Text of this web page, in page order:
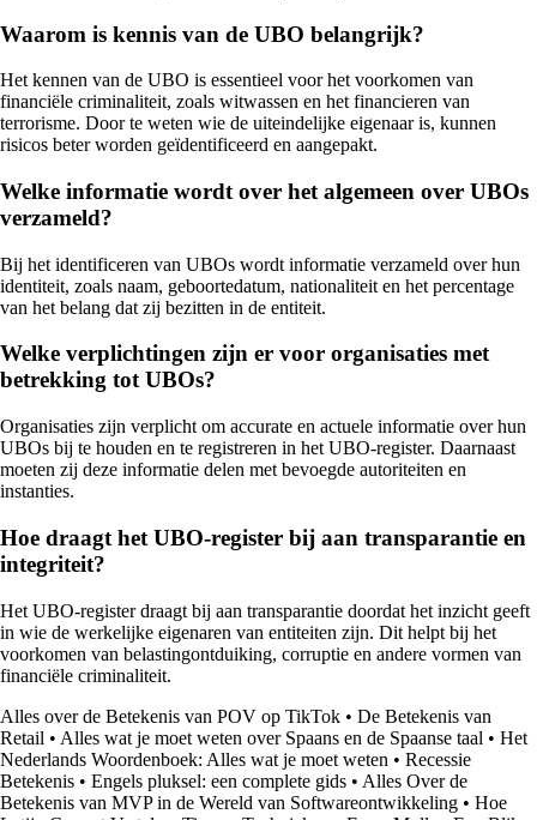
Waarom is kennis van de UBO belangrijk?
Het kennen van de UBO is essentieel voor het voorkomen van
financiële criminaliteit, zoals witwassen en het financieren van
terrorisme. Door te weten wie de uiteindelijke eigenaar is, kunnen
risicos beter worden geïdentificeerd en aangepakt.
Welke informatie wordt over het algemeen over UBOs
verzameld?
Bij het identificeren van UBOs wordt informatie verzameld over hun
identiteit, zoals naam, geboortedatum, nationaliteit en het percentage
van het belang dat zij bezitten in de entiteit.
Welke verplichtingen zijn er voor organisaties met
betrekking tot UBOs?
Organisaties zijn verplicht om accurate en actuele informatie over hun
UBOs bij te houden en te registreren in het UBO-register. Daarnaast
moeten zij deze informatie delen met bevoegde autoriteiten en
instanties.
Hoe draagt het UBO-register bij aan transparantie en
integriteit?
Het UBO-register draagt bij aan transparantie doordat het inzicht geeft
in wie de werkelijke eigenaren van entiteiten zijn. Dit helpt bij het
voorkomen van belastingontduiking, corruptie en andere vormen van
financiële criminaliteit.
Alles over de Betekenis van POV op TikTok • De Betekenis van
Retail • Alles wat je moet weten over Spaans en de Spaanse taal • Het
Nederlands Woordenboek: Alles wat je moet weten • Recessie
Betekenis • Engels pluksel: een complete gids • Alles Over de
Betekenis van MVP in de Wereld van Softwareontwikkeling • Hoe